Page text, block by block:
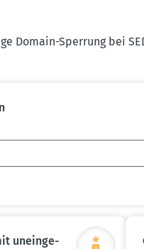
Domain-Sperrung bei
unein­ge­